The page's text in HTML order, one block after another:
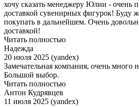
хочу сказать менеджеру Юлии - очень
доставкой сувенирных фигурок! Буду
покупать в дальнейшем. Очень
доставкой!
Читать полностью
Надежда
20 июля 2025 (yandex)
Замечательная компания, очень много
Большой выбор.
Читать полностью
Антон Кудрявцев
11 июля 2025 (yandex)